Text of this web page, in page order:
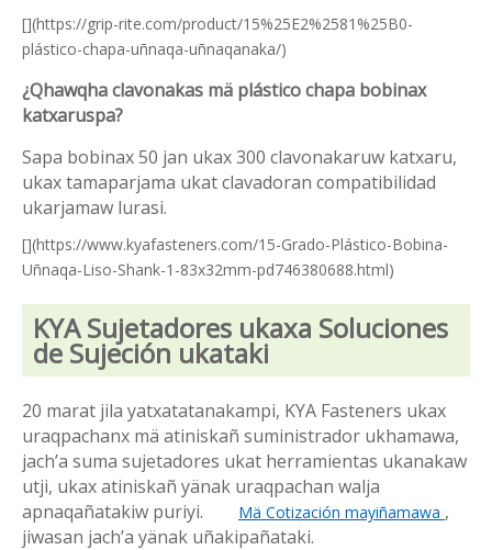
[](https://grip-rite.com/product/15%25E2%2581%25B0-
plástico-chapa-uñnaqa-uñnaqanaka/)
¿Qhawqha clavonakas mä plástico chapa bobinax
katxaruspa?
Sapa bobinax 50 jan ukax 300 clavonakaruw katxaru,
ukax tamaparjama ukat clavadoran compatibilidad
ukarjamaw lurasi.
[](https://www.kyafasteners.com/15-Grado-Plástico-Bobina-
Uñnaqa-Liso-Shank-1-83x32mm-pd746380688.html)
KYA Sujetadores ukaxa Soluciones
de Sujeción ukataki
20 marat jila yatxatatanakampi, KYA Fasteners ukax
uraqpachanx mä atiniskañ suministrador ukhamawa,
jach’a suma sujetadores ukat herramientas ukanakaw
utji, ukax atiniskañ yänak uraqpachan walja
apnaqañatakiw puriyi.
Mä Cotización mayiñamawa ,
jiwasan jach’a yänak uñakipañataki.